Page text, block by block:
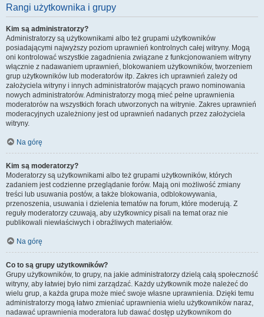
Rangi użytkownika i grupy
Kim są administratorzy?
Administratorzy są użytkownikami albo też grupami użytkowników
posiadającymi najwyższy poziom uprawnień kontrolnych całej witryny. Mogą
oni kontrolować wszystkie zagadnienia związane z funkcjonowaniem witryny
włącznie z nadawaniem uprawnień, blokowaniem użytkowników, tworzeniem
grup użytkowników lub moderatorów itp. Zakres ich uprawnień zależy od
założyciela witryny i innych administratorów mających prawo nominowania
nowych administratorów. Administratorzy mogą mieć pełne uprawnienia
moderatorów na wszystkich forach utworzonych na witrynie. Zakres uprawnień
moderacyjnych uzależniony jest od uprawnień nadanych przez założyciela
witryny.
Na górę
Kim są moderatorzy?
Moderatorzy są użytkownikami albo też grupami użytkowników, których
zadaniem jest codzienne przeglądanie forów. Mają oni możliwość zmiany
treści lub usuwania postów, a także blokowania, odblokowywania,
przenoszenia, usuwania i dzielenia tematów na forum, które moderują. Z
reguły moderatorzy czuwają, aby użytkownicy pisali na temat oraz nie
publikowali niewłaściwych i obraźliwych materiałów.
Na górę
Co to są grupy użytkowników?
Grupy użytkowników, to grupy, na jakie administratorzy dzielą całą społeczność
witryny, aby łatwiej było nimi zarządzać. Każdy użytkownik może należeć do
wielu grup, a każda grupa może mieć swoje własne uprawnienia. Dzięki temu
administratorzy mogą łatwo zmieniać uprawnienia wielu użytkowników naraz,
nadawać uprawnienia moderatora lub dawać dostęp użytkownikom do